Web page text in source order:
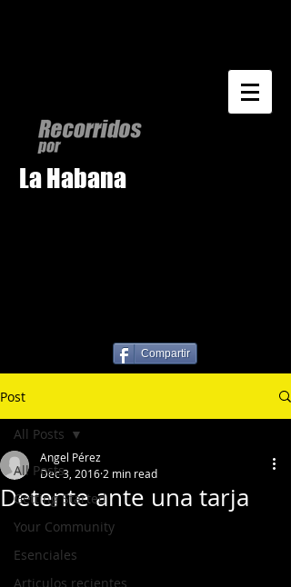
La Habana
Compartir
Post
All Posts
Getting Started
Your Community
Esenciales
Articulos recientes
All Posts
Detente ante una tarja
Angel Pérez
Dec 3, 2016 2 min read